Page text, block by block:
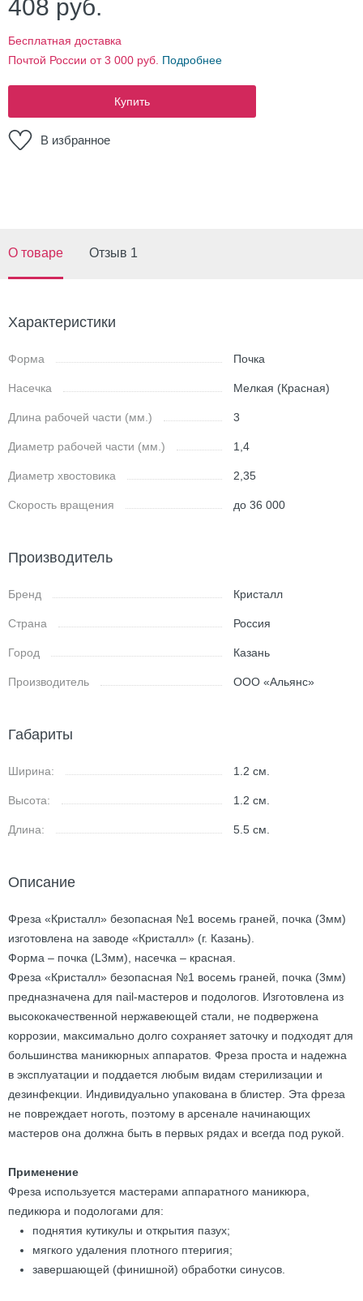
408 руб.
Бесплатная доставка
Почтой России от 3 000 руб. Подробнее
Купить
В избранное
О товаре Отзыв 1
Характеристики
Форма Почка
Насечка Мелкая (Красная)
Длина рабочей части (мм.) 3
Диаметр рабочей части (мм.) 1,4
Диаметр хвостовика 2,35
Скорость вращения до 36 000
Производитель
Бренд Кристалл
Страна Россия
Город Казань
Производитель ООО «Альянс»
Габариты
Ширина: 1.2см.
Высота: 1.2см.
Длина: 5.5см.
Описание
Фреза «Кристалл» безопасная №1 восемь граней, почка (3мм)
изготовлена на заводе «Кристалл» (г. Казань).
Форма – почка (L3мм), насечка – красная.
Фреза «Кристалл» безопасная №1 восемь граней, почка (3мм)
предназначена для nail-мастеров и подологов. Изготовлена из
высококачественной нержавеющей стали, не подвержена
коррозии, максимально долго сохраняет заточку и подходят для
большинства маникюрных аппаратов. Фреза проста и надежна
в эксплуатации и поддается любым видам стерилизации и
дезинфекции. Индивидуально упакована в блистер. Эта фреза
не повреждает ноготь, поэтому в арсенале начинающих
мастеров она должна быть в первых рядах и всегда под рукой.
Применение
Фреза используется мастерами аппаратного маникюра,
педикюра и подологами для:
поднятия кутикулы и открытия пазух;
мягкого удаления плотного птеригия;
завершающей (финишной) обработки синусов.